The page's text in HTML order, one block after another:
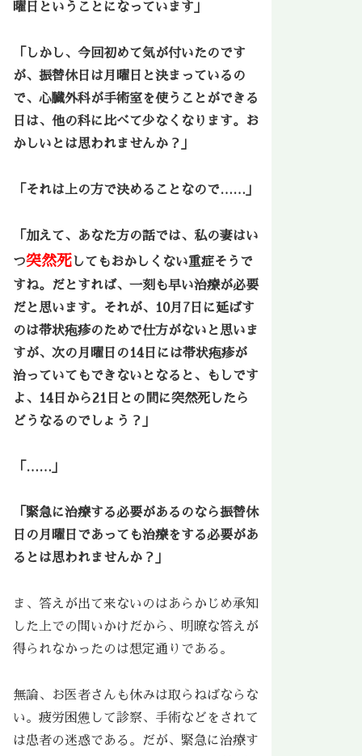
曜日ということになっています」
「しかし、今回初めて気が付いたのです
が、振替休日は月曜日と決まっているの
で、心臓外科が手術室を使うことができる
日は、他の科に比べて少なくなります。お
かしいとは思われませんか？」
「それは上の方で決めることなので……」
「加えて、あなた方の話では、私の妻はい
つ突然死 してもおかしくない重症そうで
すね。だとすれば、一刻も早い治療が必要
だと思います。それが、10月7日に延ばす
のは帯状疱疹のためで仕方がないと思いま
すが、次の月曜日の14日には帯状疱疹が
治っていてもできないとなると、もしです
よ、14日から21日との間に突然死したら
どうなるのでしょう？」
「……」
「緊急に治療する必要があるのなら振替休
日の月曜日であっても治療をする必要があ
るとは思われませんか？」
ま、答えが出て来ないのはあらかじめ承知
した上での問いかけだから、明瞭な答えが
得られなかったのは想定通りである。
無論、お医者さんも休みは取らねばならな
い。疲労困憊して診察、手術などをされて
は患者の迷惑である。だが、緊急に治療す